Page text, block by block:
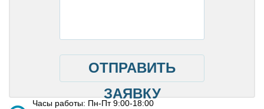
ОТПРАВИТЬ
ЗАЯВКУ
Часы работы: Пн-Пт 9:00-18:00